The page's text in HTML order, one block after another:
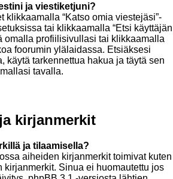
ja viestiketjuni?
klikkaamalla “Katso omia viestejäsi”-
tai klikkaamalla “Etsi käyttäjän
omalla profiilisivullasi tai klikkaamalla
foorumin ylälaidassa. Etsiäksesi
käytä tarkennettua hakua ja täytä sen
tavalla.
kirjanmerkit
ja tilaamisella?
aiheiden kirjanmerkit toimivat kuten
kirjanmerkit. Sinua ei huomautettu jos